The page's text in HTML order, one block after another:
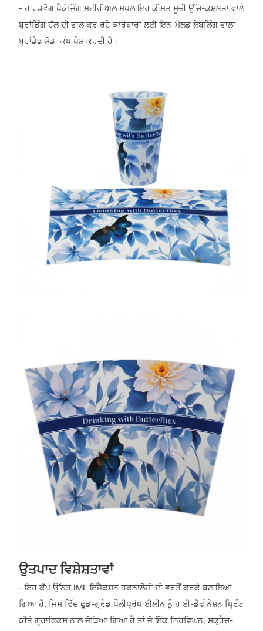
- ਹਾਰਡਵੋਗ ਪੈਕੇਜਿੰਗ ਮਟੀਰੀਅਲ ਸਪਲਾਇਰ ਕੀਮਤ ਸੂਚੀ ਉੱਚ-ਕੁਸ਼ਲਤਾ ਵਾਲੇ
ਬ੍ਰਾਂਡਿੰਗ ਹੱਲ ਦੀ ਭਾਲ ਕਰ ਰਹੇ ਕਾਰੋਬਾਰਾਂ ਲਈ ਇਨ-ਮੋਲਡ ਲੇਬਲਿੰਗ ਵਾਲਾ
ਬ੍ਰਾਂਡੇਡ ਸੋਡਾ ਕੱਪ ਪੇਸ਼ ਕਰਦੀ ਹੈ।
ਉਤਪਾਦ ਵਿਸ਼ੇਸ਼ਤਾਵਾਂ
- ਇਹ ਕੱਪ ਉੱਨਤ IML ਇੰਜੈਕਸ਼ਨ ਤਕਨਾਲੋਜੀ ਦੀ ਵਰਤੋਂ ਕਰਕੇ ਬਣਾਇਆ
ਗਿਆ ਹੈ, ਜਿਸ ਵਿੱਚ ਫੂਡ-ਗ੍ਰੇਡ ਪੌਲੀਪ੍ਰੋਪਾਈਲੀਨ ਨੂੰ ਹਾਈ-ਡੈਫੀਨੇਸ਼ਨ ਪ੍ਰਿੰਟ
ਕੀਤੇ ਗ੍ਰਾਫਿਕਸ ਨਾਲ ਜੋੜਿਆ ਗਿਆ ਹੈ ਤਾਂ ਜੋ ਇੱਕ ਨਿਰਵਿਘਨ, ਸਕ੍ਰੈਚ-